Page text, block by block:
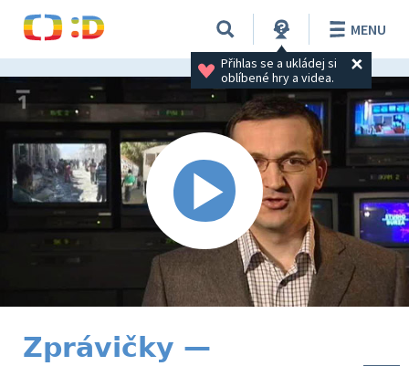
Přihlas se a ukládej si
oblíbené hry a videa.
MENU
Zprávičky —